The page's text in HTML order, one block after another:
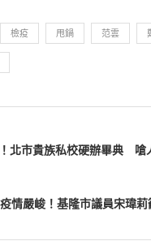
檢疫 甩鍋 范雲
北市貴族私校硬辦畢典 嗆
情嚴峻！基隆市議員宋瑋